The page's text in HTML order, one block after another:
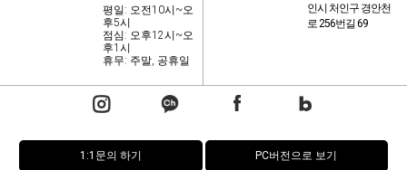
평일: 오전10시~오
후5시
점심: 오후12시~오
후1시
휴무: 주말, 공휴일
인시 처인구 경안천
로 256번길 69
1:1문의 하기 PC버전으로 보기